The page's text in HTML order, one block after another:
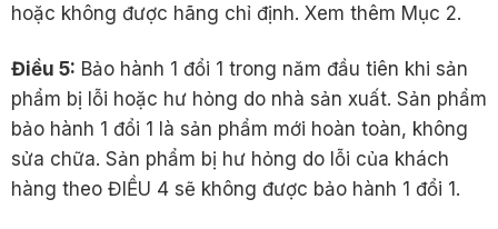
hoặc không được hãng chỉ định. Xem thêm Mục 2.
Điều 5: Bảo hành 1 đổi 1 trong năm đầu tiên khi sản
phẩm bị lỗi hoặc hư hỏng do nhà sản xuất. Sản phẩm
bảo hành 1 đổi 1 là sản phẩm mới hoàn toàn, không
sửa chữa. Sản phẩm bị hư hỏng do lỗi của khách
hàng theo ĐIỀU 4 sẽ không được bảo hành 1 đổi 1.